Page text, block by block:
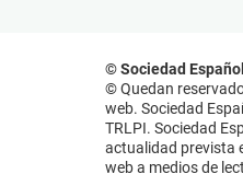
© Sociedad
© Quedan
web. Sociedad
TRLPI. Sociedad
actualidad prevista
web a medios de